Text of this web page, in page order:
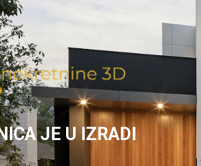
JE U IZRADI